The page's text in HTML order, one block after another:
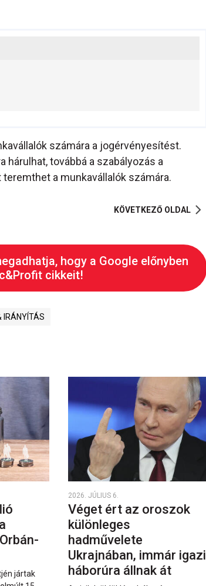
számára a jogérvényesítést.
továbbá a szabályozás a
a munkavállalók számára.
KÖVETKEZŐ OLDAL
hogy a Google előnyben
cikkeit!
IRÁNYÍTÁS
jártak
2026. JÚLIUS 6.
Véget ért az oroszok
különleges
hadművelete
Ukrajnában, immár igazi
háborúra állnak át